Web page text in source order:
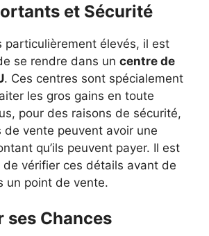
et Sécurité
particulièrement élevés, il est
se rendre dans un centre de
. Ces centres sont spécialement
les gros gains en toute
pour des raisons de sécurité,
de vente peuvent avoir une
qu’ils peuvent payer. Il est
vérifier ces détails avant de
un point de vente.
ses Chances